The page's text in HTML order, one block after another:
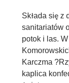
Składa się z
sanitariatów
potok i las.
Karczma
kaplica